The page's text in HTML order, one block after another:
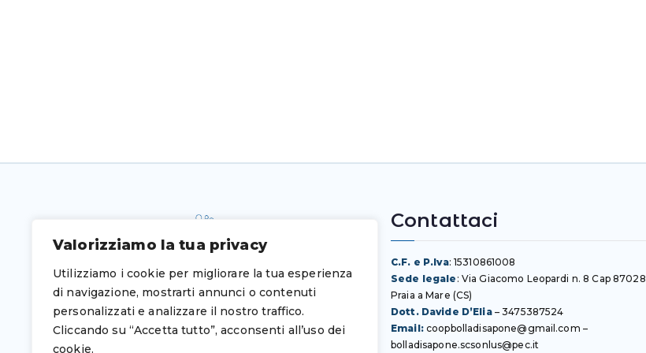
Valorizziamo la tua privacy
Utilizziamo i cookie per migliorare la tua esperienza
di navigazione, mostrarti annunci o contenuti
personalizzati e analizzare il nostro traffico.
Cliccando su “Accetta tutto”, acconsenti all’uso dei
cookie.
Contattaci
C.F. e P.Iva: 15310861008
Sede legale : Via Giacomo Leopardi n. 8 Cap 87028
Praia a Mare (CS)
Dott. Davide D’Elia–3475387524
Email: coopbolladisapone@gmail.com –
bolladisapone.scsonlus@pec.it